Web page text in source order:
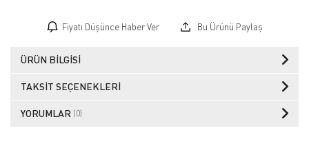
Fiyatı Düşünce Haber Ver Bu Ürünü Paylaş
ÜRÜN BILGISI
TAKSIT SEÇENEKLERI
YORUMLAR (0)